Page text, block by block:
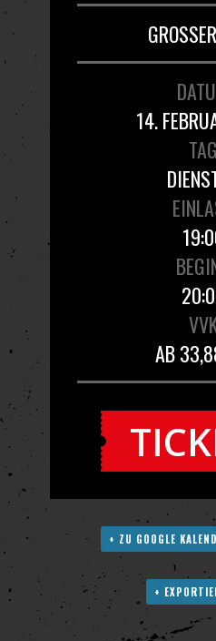
14.
TAG
AB
+ ZU GOOGLE
+